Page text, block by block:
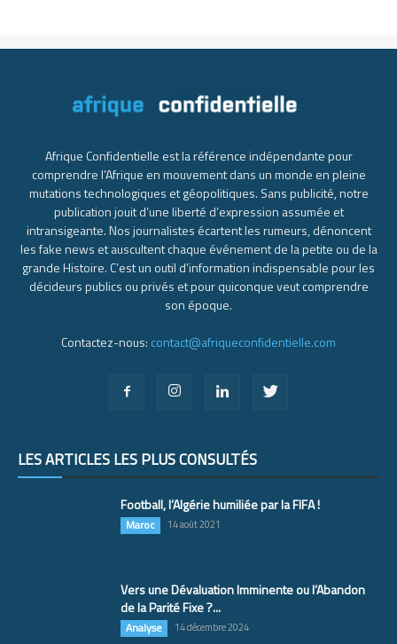
Afrique Confidentielle est la référence indépendante pour
comprendre l’Afrique en mouvement dans un monde en pleine
mutations technologiques et géopolitiques. Sans publicité, notre
publication jouit d’une liberté d’expression assumée et
intransigeante. Nos journalistes écartent les rumeurs, dénoncent
les fake news et auscultent chaque événement de la petite ou de la
grande Histoire. C’est un outil d’information indispensable pour les
décideurs publics ou privés et pour quiconque veut comprendre
son époque.
Contactez-nous: contact@afriqueconfidentielle.com
LES ARTICLES LES PLUS CONSULTÉS
Football, l’Algérie humiliée par la FIFA !
Maroc 14 août 2021
Vers une Dévaluation Imminente ou l’Abandon
de la Parité Fixe ?...
Analyse 14 décembre 2024